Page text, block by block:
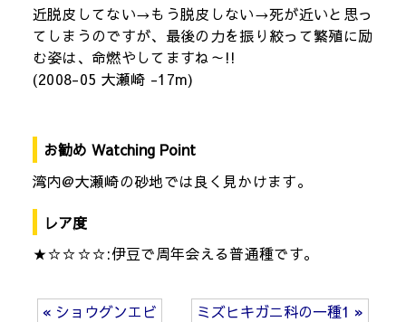
近脱皮してない→もう脱皮しない→死が近いと思っ
てしまうのですが、最後の力を振り絞って繁殖に励
む姿は、命燃やしてますね～!!
(2008-05 大瀬崎 -17m)
お勧め Watching Point
湾内@大瀬崎の砂地では良く見かけます。
レア度
★☆☆☆☆:伊豆で周年会える普通種です。
« ショウグンエビ ミズヒキガニ科の一種1 »